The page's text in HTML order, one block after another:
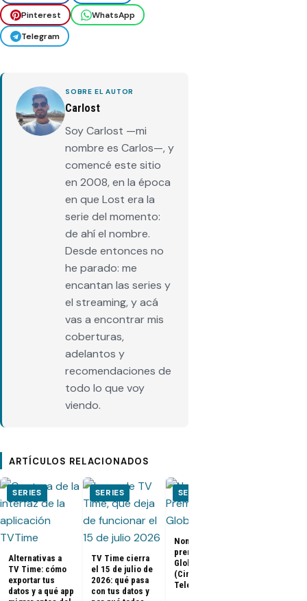
Pinterest
WhatsApp
Telegram
SOBRE EL AUTOR
Carlost
Soy Carlost —mi
nombre es Carlos—, y
comencé este sitio
en 2008, en la época
en que Lost era la
serie del momento:
de ahí el nombre.
Desde entonces no
he parado: me
encantan las series y
el streaming, y acá
vas a encontrar mis
coberturas,
adelantos y
recomendaciones de
todo lo que voy
viendo.
ARTÍCULOS RELACIONADOS
SERIES
Alternativas a
TV Time: cómo
exportar tus
datos y a qué app
SERIES
TV Time cierra
el 15 de julio de
2026: qué pasa
con tus datos y
SERIES
Nominados a los
premios Golden
Globes 2025
(Cine y
Televisión)